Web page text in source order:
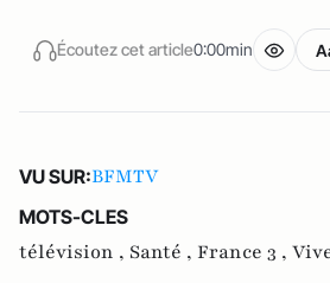
Écoutez cet article0:00min
VU SUR:BFMTV
MOTS-CLES
télévision , Santé , France 3 ,